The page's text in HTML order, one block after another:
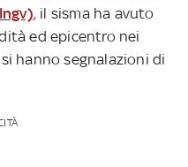
, il sisma ha avuto
ed epicentro nei
hanno segnalazioni di